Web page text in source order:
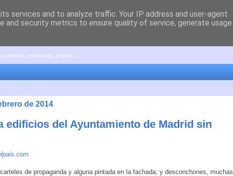
educación, empleo, ...
de 2014
edificios del Ayuntamiento de Madrid sin
de propaganda y alguna pintada en la fachada; y desconchones, muchas
services and to analyze traffic. Your IP address and user-agent
and security metrics to ensure quality of service, generate usage